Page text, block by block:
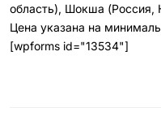
область), Шокша (Россия,
Цена указана на
[wpforms id="13534"]